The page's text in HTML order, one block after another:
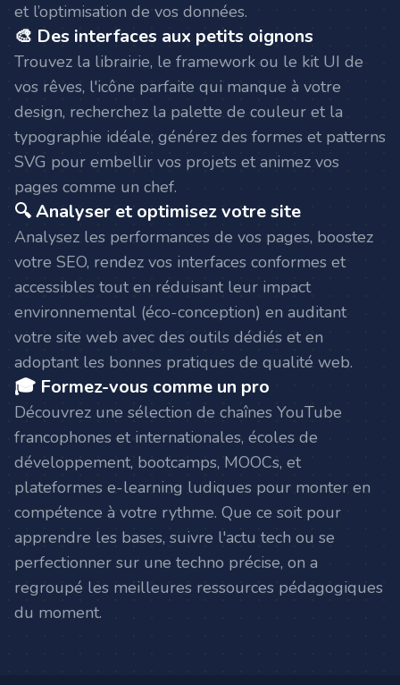
et l’optimisation de vos données.
🎨 Des interfaces aux petits oignons
Trouvez la librairie, le framework ou le kit UI de
vos rêves, l'icône parfaite qui manque à votre
design, recherchez la palette de couleur et la
typographie idéale, générez des formes et patterns
SVG pour embellir vos projets et animez vos
pages comme un chef.
🔍 Analyser et optimisez votre site
Analysez les performances de vos pages, boostez
votre SEO, rendez vos interfaces conformes et
accessibles tout en réduisant leur impact
environnemental (éco-conception) en auditant
votre site web avec des outils dédiés et en
adoptant les bonnes pratiques de qualité web.
🎓 Formez-vous comme un pro
Découvrez une sélection de chaînes YouTube
francophones et internationales, écoles de
développement, bootcamps, MOOCs, et
plateformes e-learning ludiques pour monter en
compétence à votre rythme. Que ce soit pour
apprendre les bases, suivre l'actu tech ou se
perfectionner sur une techno précise, on a
regroupé les meilleures ressources pédagogiques
du moment.